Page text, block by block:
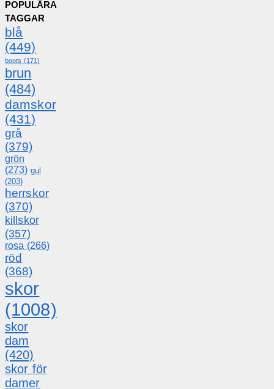
POPULÄRA
TAGGAR
blå
(449)
boots (171)
brun
(484)
damskor
(431)
grå
(379)
grön
(273) gul
(203)
herrskor
(370)
killskor
(357)
rosa (266)
röd
(368)
skor
(1008)
skor
dam
(420)
skor för
damer